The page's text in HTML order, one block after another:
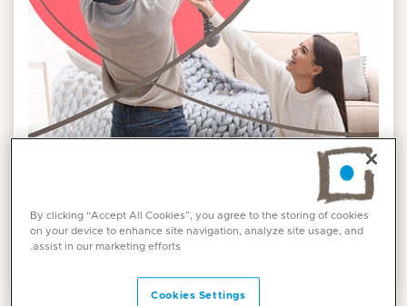
ميديكلينيك طب أمراض القلب
والقلب شباب على طول
By clicking “Accept All Cookies”, you agree to the storing of cookies
on your device to enhance site navigation, analyze site usage, and
assist in our marketing efforts.
Cookies Settings